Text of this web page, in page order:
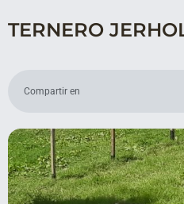
TERNERO
Compartir en